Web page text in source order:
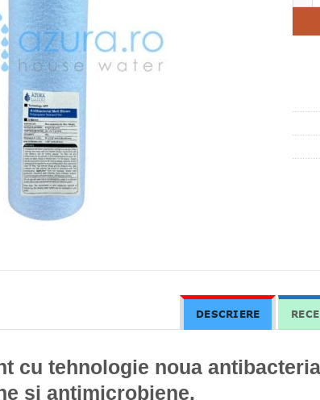
DESCRIERE
cu tehnologie noua
si antimicrobiene.